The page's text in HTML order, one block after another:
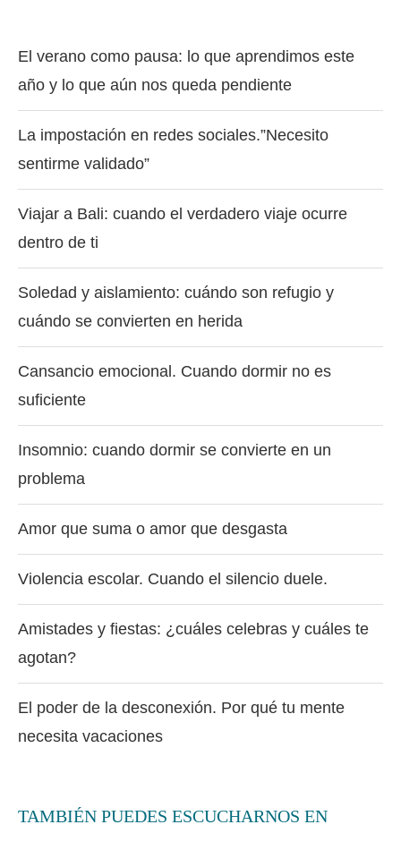
El verano como pausa: lo que aprendimos este
año y lo que aún nos queda pendiente
La impostación en redes sociales.”Necesito
sentirme validado”
Viajar a Bali: cuando el verdadero viaje ocurre
dentro de ti
Soledad y aislamiento: cuándo son refugio y
cuándo se convierten en herida
Cansancio emocional. Cuando dormir no es
suficiente
Insomnio: cuando dormir se convierte en un
problema
Amor que suma o amor que desgasta
Violencia escolar. Cuando el silencio duele.
Amistades y fiestas: ¿cuáles celebras y cuáles te
agotan?
El poder de la desconexión. Por qué tu mente
necesita vacaciones
TAMBIÉN PUEDES ESCUCHARNOS EN